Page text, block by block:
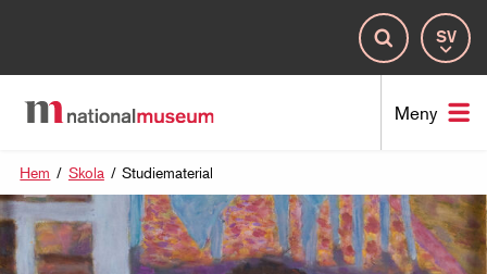
Meny
Sök
Hem / Skola / Studiematerial